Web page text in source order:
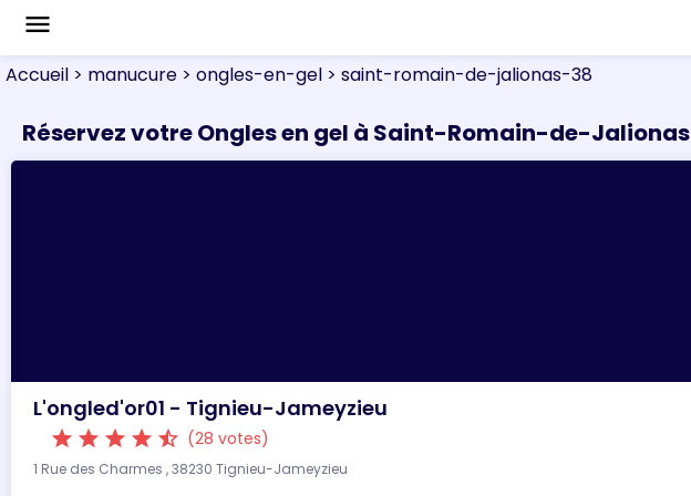
menu
Accueil > manucure > ongles-en-gel > saint-romain-de-jalionas-38
Réservez votre Ongles en gel à Saint-Romain-de-Jalionas
L'ongled'or01 - Tignieu-Jameyzieu
star star star star star_half (28 votes)
1 Rue des Charmes , 38230 Tignieu-Jameyzieu